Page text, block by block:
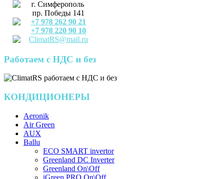
г. Симферополь
пр. Победы 141
+7 978 262 90 21
+7 978 220 90 10
ClimatRS@mail.ru
Работаем с НДС и без
КОНДИЦИОНЕРЫ
Aeronik
Air Green
AUX
Ballu
ECO SMART invertor
Greenland DС Inverter
Greenland On\Off
iGreen PRO On\Off